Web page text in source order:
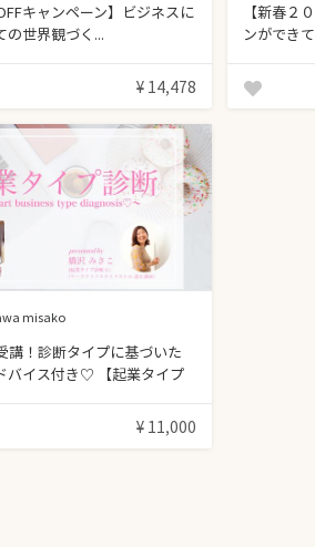
キャンペーン】ビジネスに
の世界観づく...
¥ 14,478
【新春２
ンができ
サル
misako
講！診断タイプに基づいた
バイス付き♡ 【起業タイプ
¥ 11,000